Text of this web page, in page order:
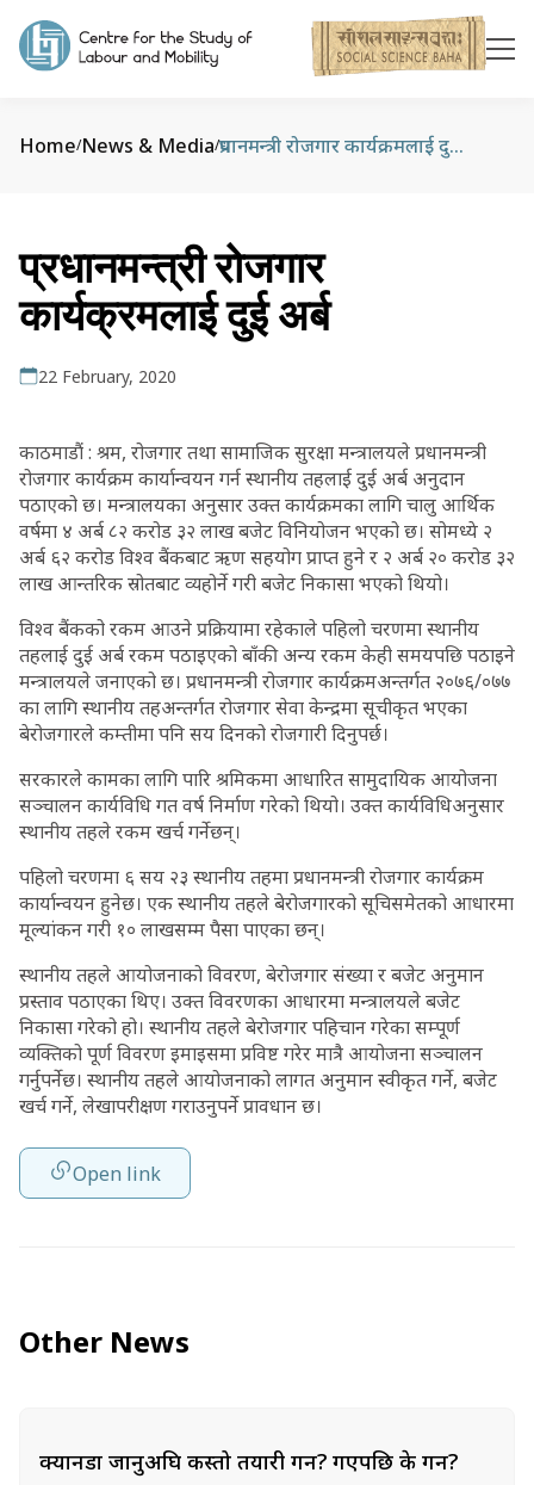
Home/News & Media/ प्रधानमन्त्री रोजगार कार्यक्रमलाई दुई अर्ब
प्रधानमन्त्री रोजगार
कार्यक्रमलाई दुई अर्ब
22 February, 2020
काठमाडौं : श्रम, रोजगार तथा सामाजिक सुरक्षा मन्त्रालयले प्रधानमन्त्री
रोजगार कार्यक्रम कार्यान्वयन गर्न स्थानीय तहलाई दुई अर्ब अनुदान
पठाएको छ। मन्त्रालयका अनुसार उक्त कार्यक्रमका लागि चालु आर्थिक
वर्षमा ४ अर्ब ८२ करोड ३२ लाख बजेट विनियोजन भएको छ। सोमध्ये २
अर्ब ६२ करोड विश्व बैंकबाट ऋण सहयोग प्राप्त हुने र २ अर्ब २० करोड ३२
लाख आन्तरिक स्रोतबाट व्यहोर्ने गरी बजेट निकासा भएको थियो।
विश्व बैंकको रकम आउने प्रक्रियामा रहेकाले पहिलो चरणमा स्थानीय
तहलाई दुई अर्ब रकम पठाइएको बाँकी अन्य रकम केही समयपछि पठाइने
मन्त्रालयले जनाएको छ। प्रधानमन्त्री रोजगार कार्यक्रमअन्तर्गत २०७६/०७७
का लागि स्थानीय तहअन्तर्गत रोजगार सेवा केन्द्रमा सूचीकृत भएका
बेरोजगारले कम्तीमा पनि सय दिनको रोजगारी दिनुपर्छ।
सरकारले कामका लागि पारि श्रमिकमा आधारित सामुदायिक आयोजना
सञ्चालन कार्यविधि गत वर्ष निर्माण गरेको थियो। उक्त कार्यविधिअनुसार
स्थानीय तहले रकम खर्च गर्नेछन्।
पहिलो चरणमा ६ सय २३ स्थानीय तहमा प्रधानमन्त्री रोजगार कार्यक्रम
कार्यान्वयन हुनेछ। एक स्थानीय तहले बेरोजगारको सूचिसमेतको आधारमा
मूल्यांकन गरी १० लाखसम्म पैसा पाएका छन्।
स्थानीय तहले आयोजनाको विवरण, बेरोजगार संख्या र बजेट अनुमान
प्रस्ताव पठाएका थिए। उक्त विवरणका आधारमा मन्त्रालयले बजेट
निकासा गरेको हो। स्थानीय तहले बेरोजगार पहिचान गरेका सम्पूर्ण
व्यक्तिको पूर्ण विवरण इमाइसमा प्रविष्ट गरेर मात्रै आयोजना सञ्चालन
गर्नुपर्नेछ। स्थानीय तहले आयोजनाको लागत अनुमान स्वीकृत गर्ने, बजेट
खर्च गर्ने, लेखापरीक्षण गराउनुपर्ने प्रावधान छ।
Open link
Other News
क्यानडा जानुअघि कस्तो तयारी गर्ने? गएपछि के गर्ने?